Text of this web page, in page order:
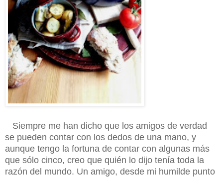
Siempre me han dicho que los amigos de verdad
se pueden contar con los dedos de una mano, y
aunque tengo la fortuna de contar con algunas más
que sólo cinco, creo que quién lo dijo tenía toda la
razón del mundo. Un amigo, desde mi humilde punto